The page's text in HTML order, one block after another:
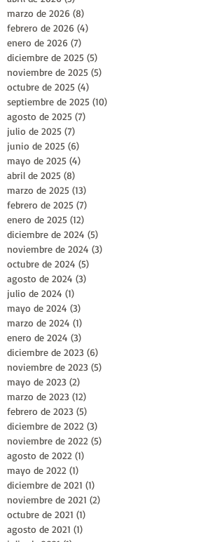
marzo de 2026 (8)
febrero de 2026 (4)
enero de 2026 (7)
diciembre de 2025 (5)
noviembre de 2025 (5)
octubre de 2025 (4)
septiembre de 2025 (10)
agosto de 2025 (7)
julio de 2025 (7)
junio de 2025 (6)
mayo de 2025 (4)
abril de 2025 (8)
marzo de 2025 (13)
febrero de 2025 (7)
enero de 2025 (12)
diciembre de 2024 (5)
noviembre de 2024 (3)
octubre de 2024 (5)
agosto de 2024 (3)
julio de 2024 (1)
mayo de 2024 (3)
marzo de 2024 (1)
enero de 2024 (3)
diciembre de 2023 (6)
noviembre de 2023 (5)
mayo de 2023 (2)
marzo de 2023 (12)
febrero de 2023 (5)
diciembre de 2022 (3)
noviembre de 2022 (5)
agosto de 2022 (1)
mayo de 2022 (1)
diciembre de 2021 (1)
noviembre de 2021 (2)
octubre de 2021 (1)
agosto de 2021 (1)